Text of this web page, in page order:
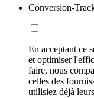
Conversion-
En acceptant ce
et optimiser
faire, nous
celles des
utilisiez déjà